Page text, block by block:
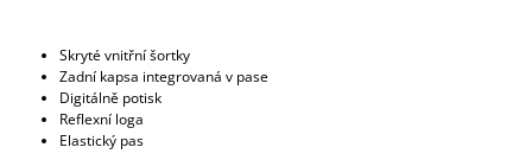
Skryté vnitřní šortky
Zadní kapsa integrovaná v pase
Digitálně potisk
Reflexní loga
Elastický pas